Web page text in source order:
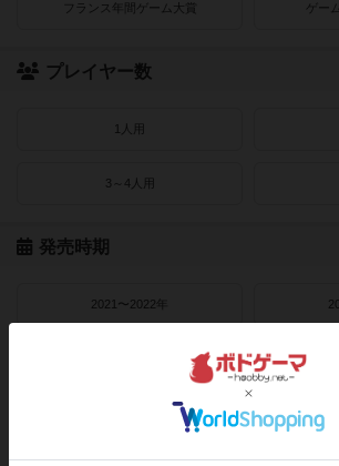
フランス年間ゲーム大賞 ゲー
プレイヤー数
1人用
3～4人用
発売時期
2021〜2022年